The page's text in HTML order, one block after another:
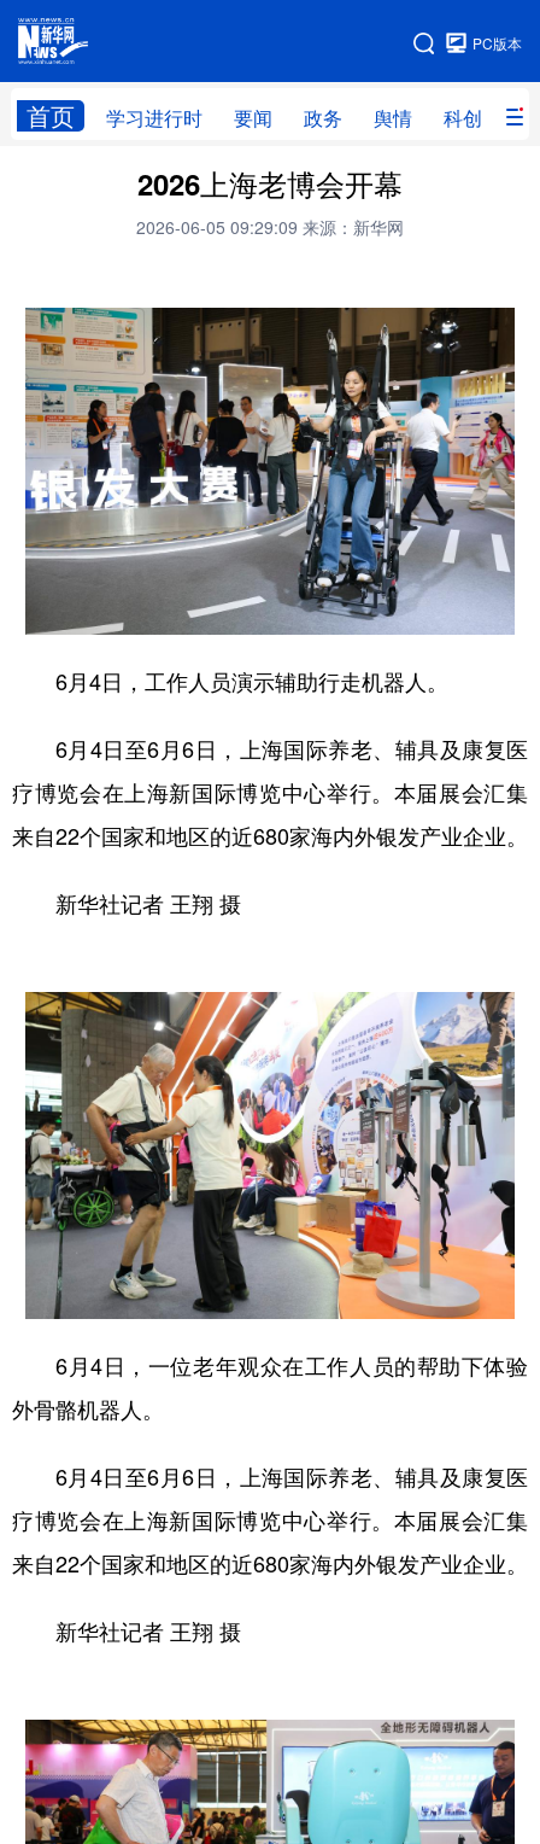
PC版本
首页 学习进行时 要闻 政务 舆情 科创 产
网站地图
学习进行时 要闻
科创 产经
房产 体育 健康 图片
信息 廉政 原创 长三角频道
2026上海老博会开幕
2026-06-05 09:29:09 来源：新华网
6月4日，工作人员演示辅助行走机器人。
6月4日至6月6日，上海国际养老、辅具及康复医
疗博览会在上海新国际博览中心举行。本届展会汇集
来自22个国家和地区的近680家海内外银发产业企业。
新华社记者 王翔 摄
6月4日，一位老年观众在工作人员的帮助下体验
外骨骼机器人。
6月4日至6月6日，上海国际养老、辅具及康复医
疗博览会在上海新国际博览中心举行。本届展会汇集
来自22个国家和地区的近680家海内外银发产业企业。
新华社记者 王翔 摄